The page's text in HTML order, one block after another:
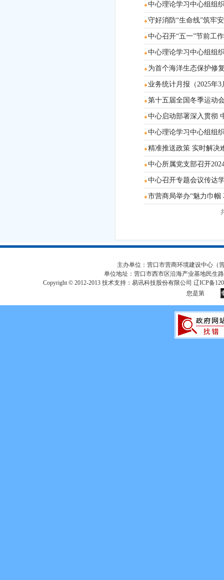
中心理论学习中心组组
守好消防“生命线”筑牢
中心召开“五一”节前工
中心理论学习中心组组
为首个海洋生态保护修
业务统计月报（2025年3
第十五届全国冬季运动
中心启动部署深入贯彻
中心理论学习中心组组
精准推送政策 实时解决
中心所属党支部召开
中心召开专题会议传达
市营商局举办“魅力巾
主办单位：营口市营商环境建设中心（
单位地址：营口市西市区沿海产业基地民生
Copyright © 2012-2013 技术支持：易讯科技股份有限公司 辽ICP备
您是第